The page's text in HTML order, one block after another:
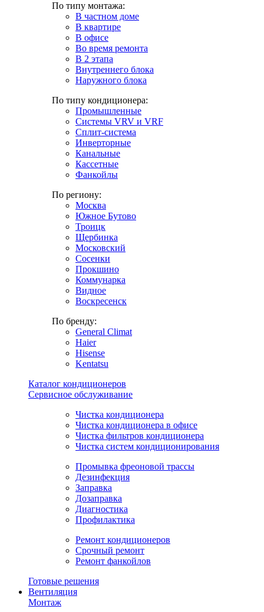
По типу монтажа:
В частном доме
В квартире
В офисе
Во время ремонта
В 2 этапа
Внутреннего блока
Наружного блока
По типу кондиционера:
Промышленные
Системы VRV и VRF
Сплит-система
Инверторные
Канальные
Кассетные
Фанкойлы
По региону:
Москва
Южное Бутово
Троицк
Щербинка
Московский
Сосенки
Прокшино
Коммунарка
Видное
Воскресенск
По бренду:
General Climat
Haier
Hisense
Kentatsu
Каталог кондиционеров
Сервисное обслуживание
Чистка кондиционера
Чистка кондиционера в офисе
Чистка фильтров кондиционера
Чистка систем кондиционирования
Промывка фреоновой трассы
Дезинфекция
Заправка
Дозаправка
Диагностика
Профилактика
Ремонт кондиционеров
Срочный ремонт
Ремонт фанкойлов
Готовые решения
Вентиляция
Монтаж